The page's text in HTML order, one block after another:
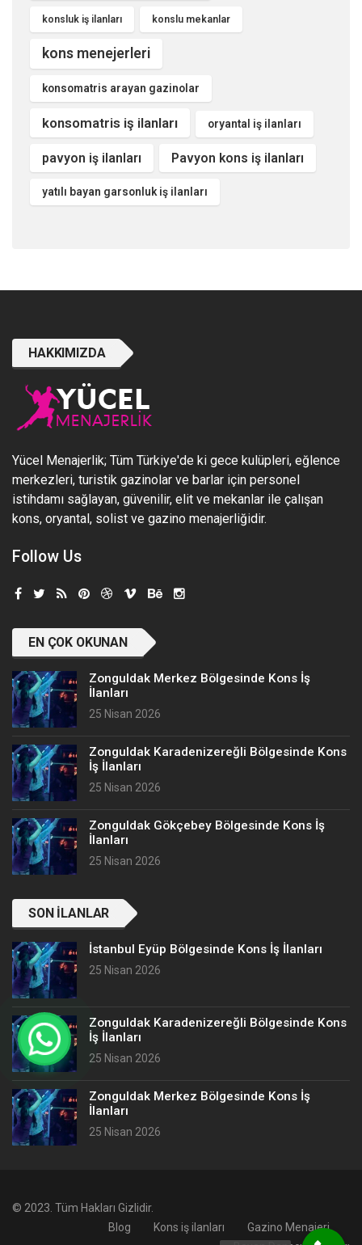
konsluk iş ilanları konslu mekanlar
kons menejerleri
konsomatris arayan gazinolar
konsomatris iş ilanları oryantal iş ilanları
pavyon iş ilanları Pavyon kons iş ilanları
yatılı bayan garsonluk iş ilanları
HAKKIMIZDA
Yücel Menajerlik; Tüm Türkiye'de ki gece kulüpleri, eğlence
merkezleri, turistik gazinolar ve barlar için personel
istihdamı sağlayan, güvenilir, elit ve mekanlar ile çalışan
kons, oryantal, solist ve gazino menajerliğidir.
Follow Us
EN ÇOK OKUNAN
Zonguldak Merkez Bölgesinde Kons İş
İlanları
25 Nisan 2026
Zonguldak Karadenizereğli Bölgesinde Kons
İş İlanları
25 Nisan 2026
Zonguldak Gökçebey Bölgesinde Kons İş
İlanları
25 Nisan 2026
SON İLANLAR
İstanbul Eyüp Bölgesinde Kons İş İlanları
25 Nisan 2026
Zonguldak Karadenizereğli Bölgesinde Kons
İş İlanları
25 Nisan 2026
Zonguldak Merkez Bölgesinde Kons İş
İlanları
25 Nisan 2026
© 2023. Tüm Hakları Gizlidir.
Blog
Kons iş ilanları
Gazino Menajeri